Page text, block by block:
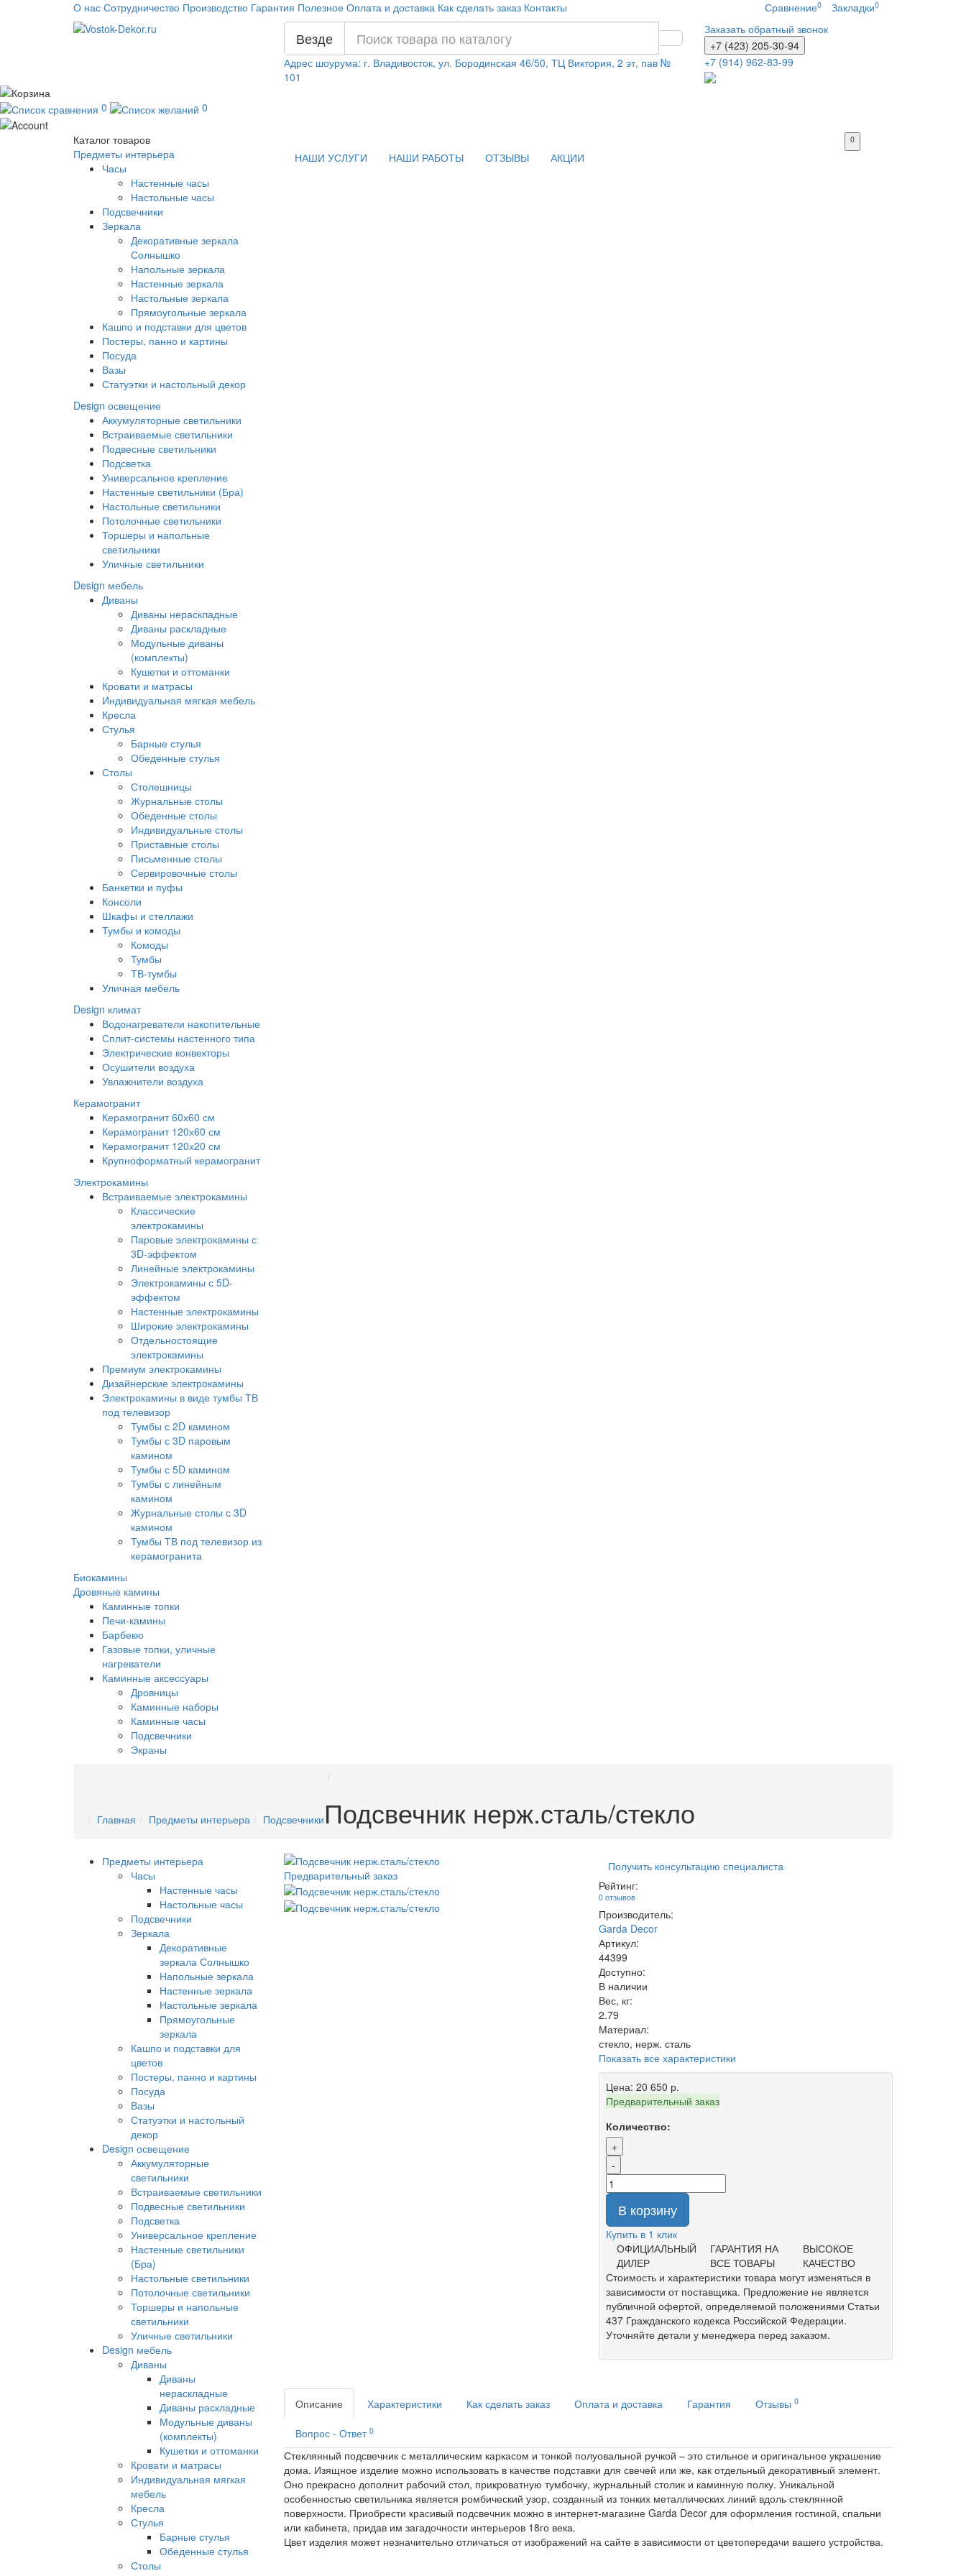
О нас Сотрудничество Производство Гарантия Полезное Оплата и доставка Как сделать заказ Контакты Сравнение0 Закладки0
Везде
Адрес шоурума: г. Владивосток, ул. Бородинская 46/50, ТЦ Виктория, 2 эт, пав №
101
Заказать обратный звонок
+7 (423) 205-30-94
+7 (914) 962-83-99
0 0
Каталог товаров
Предметы интерьера
Часы
Настенные часы
Настольные часы
Подсвечники
Зеркала
Декоративные зеркала
Солнышко
Напольные зеркала
Настенные зеркала
Настольные зеркала
Прямоугольные зеркала
Кашпо и подставки для цветов
Постеры, панно и картины
Посуда
Вазы
Статуэтки и настольный декор
Design освещение
Аккумуляторные светильники
Встраиваемые светильники
Подвесные светильники
Подсветка
Универсальное крепление
Настенные светильники (Бра)
Настольные светильники
Потолочные светильники
Торшеры и напольные
светильники
Уличные светильники
Design мебель
Диваны
Диваны нераскладные
Диваны раскладные
Модульные диваны
(комплекты)
Кушетки и оттоманки
Кровати и матрасы
Индивидуальная мягкая мебель
Кресла
Стулья
Барные стулья
Обеденные стулья
Столы
Столешницы
Журнальные столы
Обеденные столы
Индивидуальные столы
Приставные столы
Письменные столы
Сервировочные столы
Банкетки и пуфы
Консоли
Шкафы и стеллажи
Тумбы и комоды
Комоды
Тумбы
ТВ-тумбы
Уличная мебель
Design климат
Водонагреватели накопительные
Сплит-системы настенного типа
Электрические конвекторы
Осушители воздуха
Увлажнители воздуха
Керамогранит
Керамогранит 60х60 см
Керамогранит 120х60 см
Керамогранит 120х20 см
Крупноформатный керамогранит
Электрокамины
Встраиваемые электрокамины
Классические
электрокамины
Паровые электрокамины с
3D-эффектом
Линейные электрокамины
Электрокамины с 5D-
эффектом
Настенные электрокамины
Широкие электрокамины
Отдельностоящие
электрокамины
Премиум электрокамины
Дизайнерские электрокамины
Электрокамины в виде тумбы ТВ
под телевизор
Тумбы с 2D камином
Тумбы с 3D паровым
камином
Тумбы с 5D камином
Тумбы с линейным
камином
Журнальные столы с 3D
камином
Тумбы ТВ под телевизор из
керамогранита
Биокамины
Дровяные камины
Каминные топки
Печи-камины
Барбекю
Газовые топки, уличные
нагреватели
Каминные аксессуары
Дровницы
Каминные наборы
Каминные часы
Подсвечники
Экраны
НАШИ УСЛУГИ НАШИ РАБОТЫ ОТЗЫВЫ АКЦИИ
0
Главная Предметы интерьера Подсвечники Подсвечник нерж.сталь/стекло
Предметы интерьера
Часы
Настенные часы
Настольные часы
Подсвечники
Зеркала
Декоративные
зеркала Солнышко
Напольные зеркала
Настенные зеркала
Настольные зеркала
Прямоугольные
зеркала
Кашпо и подставки для
цветов
Постеры, панно и картины
Посуда
Вазы
Статуэтки и настольный
декор
Design освещение
Аккумуляторные
светильники
Встраиваемые светильники
Подвесные светильники
Подсветка
Универсальное крепление
Настенные светильники
(Бра)
Настольные светильники
Потолочные светильники
Торшеры и напольные
светильники
Уличные светильники
Design мебель
Диваны
Диваны
нераскладные
Диваны раскладные
Модульные диваны
(комплекты)
Кушетки и оттоманки
Кровати и матрасы
Индивидуальная мягкая
мебель
Кресла
Стулья
Барные стулья
Обеденные стулья
Столы
Предварительный заказ
Получить консультацию специалиста
Рейтинг:
0 отзывов
Производитель:
Garda Decor
Артикул:
44399
Доступно:
В наличии
Вес, кг:
2.79
Материал:
стекло, нерж. сталь
Показать все характеристики
Цена: 20 650 р.
Предварительный заказ
Количество:
+
-
В корзину
Купить в 1 клик
ОФИЦИАЛЬНЫЙ
ДИЛЕР
ГАРАНТИЯ НА
ВСЕ ТОВАРЫ
ВЫСОКОЕ
КАЧЕСТВО
Стоимость и характеристики товара могут изменяться в
зависимости от поставщика. Предложение не является
публичной офертой, определяемой положениями Статьи
437 Гражданского кодекса Российской Федерации.
Уточняйте детали у менеджера перед заказом.
Описание Характеристики Как сделать заказ Оплата и доставка Гарантия Отзывы 0
Вопрос - Ответ 0
Стеклянный подсвечник с металлическим каркасом и тонкой полуовальной ручкой – это стильное и оригинальное украшение
дома. Изящное изделие можно использовать в качестве подставки для свечей или же, как отдельный декоративный элемент.
Оно прекрасно дополнит рабочий стол, прикроватную тумбочку, журнальный столик и каминную полку. Уникальной
особенностью светильника является ромбический узор, созданный из тонких металлических линий вдоль стеклянной
поверхности. Приобрести красивый подсвечник можно в интернет-магазине Garda Decor для оформления гостиной, спальни
или кабинета, придав им загадочности интерьеров 18го века.
Цвет изделия может незначительно отличаться от изображений на сайте в зависимости от цветопередачи вашего устройства.